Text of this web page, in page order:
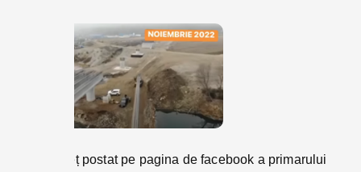
Un filmuleț postat pe pagina de facebook a primarului